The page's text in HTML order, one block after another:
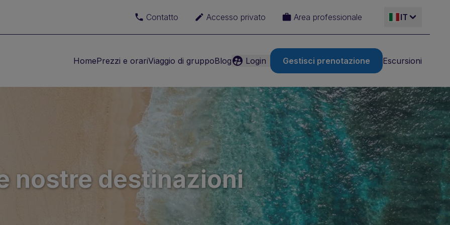
Contatto Accesso privato Area professionale IT
EN
FR
DE
HomePrezzi e orariViaggio di gruppoBlog Login Gestisci prenotazione Escursioni
nostre destinazioni